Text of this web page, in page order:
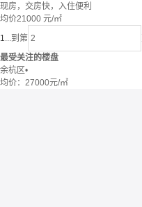
现房，交房快，入住便利
均价21000 元/㎡
1...到第
最受关注的楼盘
余杭区•
均价： 27000元/㎡